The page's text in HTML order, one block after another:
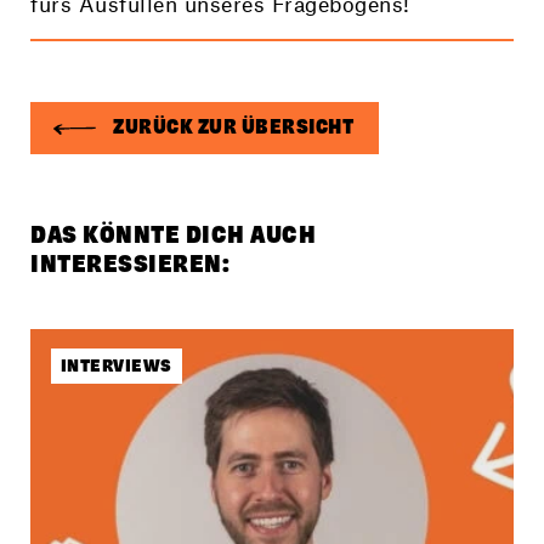
ZURÜCK ZUR ÜBERSICHT
DAS KÖNNTE DICH AUCH
INTERESSIEREN:
INTERVIEWS